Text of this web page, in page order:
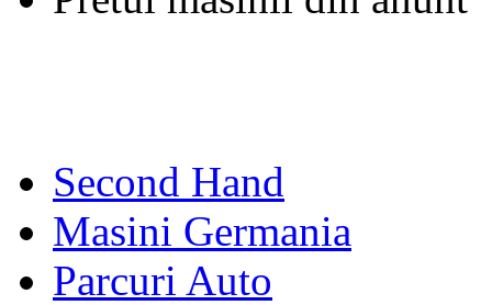
Second Hand
Masini Germania
Parcuri Auto